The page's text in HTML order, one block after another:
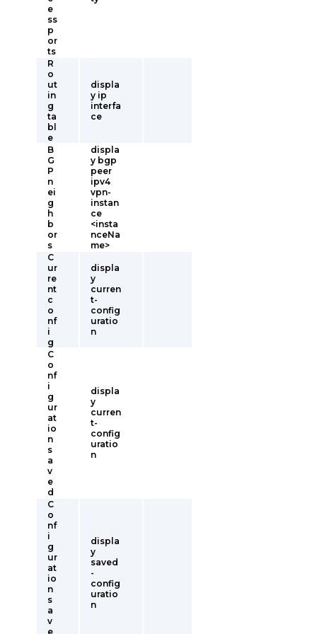
e
ss
p
or
ts
R
o
ut
in
g
ta
bl
e
displa
y ip
interfa
ce
B
G
P
n
ei
g
h
b
or
s
displa
y bgp
peer
ipv4
vpn-
instan
ce
<insta
nceNa
me>
C
ur
re
nt
c
o
nf
i
g
displa
y
curren
t-
config
uratio
n
C
o
nf
i
g
ur
at
io
n
s
a
v
e
d
displa
y
curren
t-
config
uratio
n
C
o
nf
i
g
ur
at
io
n
s
a
v
e
displa
y
saved
-
config
uratio
n